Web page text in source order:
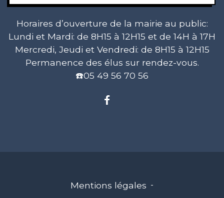
Horaires d’ouverture de la mairie au public:
Lundi et Mardi: de 8H15 à 12H15 et de 14H à 17H
Mercredi, Jeudi et Vendredi: de 8H15 à 12H15
Permanence des élus sur rendez-vous.
☎️05 49 56 70 56
Mentions légales -